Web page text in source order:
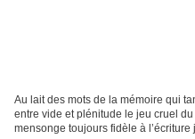
Au lait des mots de la mémoire qui
entre vide et plénitude le jeu cruel
mensonge toujours fidèle à